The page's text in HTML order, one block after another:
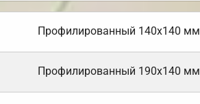
Профилированный 140х140 мм
Профилированный 190х140 мм